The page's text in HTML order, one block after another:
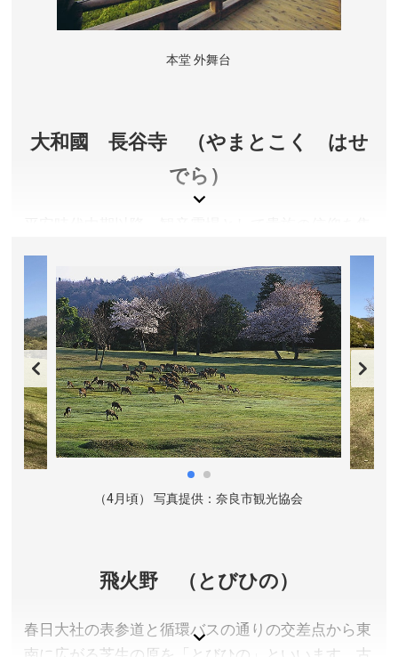
ス停下車、徒歩約10分。
お問い合わせ／0742-22-7788
本堂 外舞台
大和國 長谷寺 （やまとこく はせ
でら）
子」、「源氏物語」、「更級日記」など多くの古典
文学にも登場します。
奈良県桜井市
入山料／大人500円、中高校生500円、小学生250円
入山時間／4月〜9月 8:30～17:00、10月〜11月・3月
9:00〜17:00、12月〜2月 9:00〜16:30 ※牡丹まつり
期間等時間延長あり
定休日／なし
アクセス／近鉄大阪線 長谷寺駅より徒歩約15分。近鉄
大阪線 JR万葉まほろば線 桜井駅より奈良交通バスで
所在地／奈良県桜井市初瀬731-1
お問い合わせ／0744-47-7001
（4月頃） 写真提供：奈良市観光協会
飛火野 （とびひの）
春日大社の表参道と循環バスの通りの交差点から東